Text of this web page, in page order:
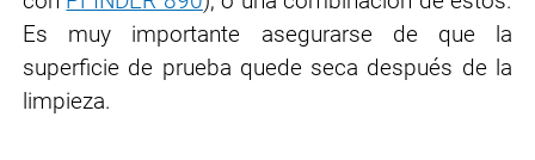
Es muy importante asegurarse de que la
superficie de prueba quede seca después de la
limpieza.